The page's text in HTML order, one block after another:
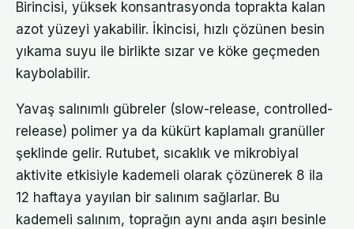
Birincisi, yüksek konsantrasyonda toprakta kalan
azot yüzeyi yakabilir. İkincisi, hızlı çözünen besin
yıkama suyu ile birlikte sızar ve köke geçmeden
kaybolabilir.
Yavaş salınımlı gübreler (slow-release, controlled-
release) polimer ya da kükürt kaplamalı granüller
şeklinde gelir. Rutubet, sıcaklık ve mikrobiyal
aktivite etkisiyle kademeli olarak çözünerek 8 ila
12 haftaya yayılan bir salınım sağlarlar. Bu
kademeli salınım, toprağın aynı anda aşırı besinle